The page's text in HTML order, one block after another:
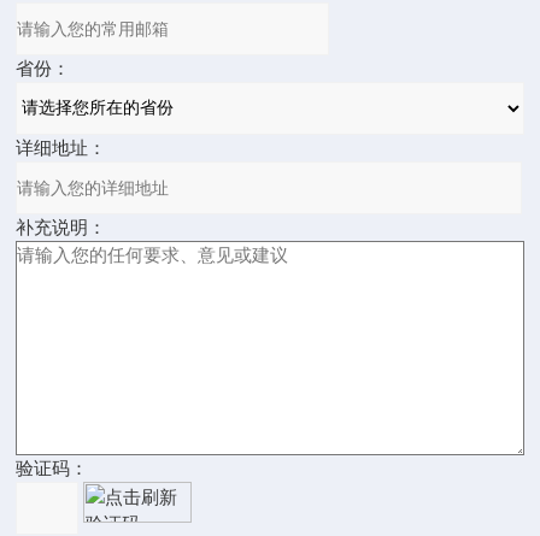
省份：
详细地址：
补充说明：
验证码：